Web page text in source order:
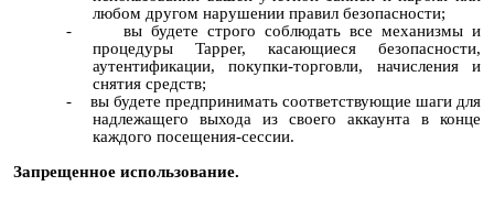
любом другом нарушении правил безопасности;
-
вы будете строго соблюдать все механизмы и
процедуры Tapper, касающиеся безопасности,
аутентификации, покупки-торговли, начисления и
снятия средств;
-
вы будете предпринимать соответствующие шаги для
надлежащего выхода из своего аккаунта в конце
каждого посещения-сессии.
Запрещенное использование.